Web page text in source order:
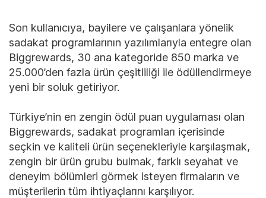
Son kullanıcıya, bayilere ve çalışanlara yönelik
sadakat programlarının yazılımlarıyla entegre olan
Biggrewards, 30 ana kategoride 850 marka ve
25.000’den fazla ürün çeşitliliği ile ödüllendirmeye
yeni bir soluk getiriyor.
Türkiye’nin en zengin ödül puan uygulaması olan
Biggrewards, sadakat programları içerisinde
seçkin ve kaliteli ürün seçenekleriyle karşılaşmak,
zengin bir ürün grubu bulmak, farklı seyahat ve
deneyim bölümleri görmek isteyen firmaların ve
müşterilerin tüm ihtiyaçlarını karşılıyor.